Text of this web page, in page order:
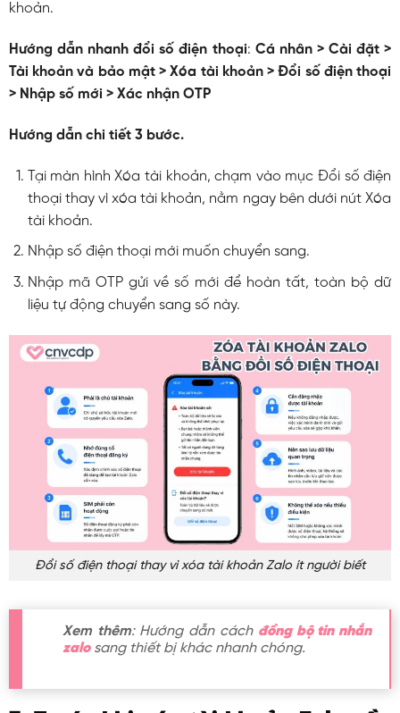
khoản.
Hướng dẫn nhanh đổi số điện thoại: Cá nhân > Cài đặt >
Tài khoản và bảo mật > Xóa tài khoản > Đổi số điện thoại
> Nhập số mới > Xác nhận OTP
Hướng dẫn chi tiết 3 bước.
Tại màn hình Xóa tài khoản, chạm vào mục Đổi số điện
thoại thay vì xóa tài khoản, nằm ngay bên dưới nút Xóa
tài khoản.
Nhập số điện thoại mới muốn chuyển sang.
Nhập mã OTP gửi về số mới để hoàn tất, toàn bộ dữ
liệu tự động chuyển sang số này.
Đổi số điện thoại thay vì xóa tài khoản Zalo ít người biết
Xem thêm: Hướng dẫn cách đồng bộ tin nhắn
zalosang thiết bị khác nhanh chóng.